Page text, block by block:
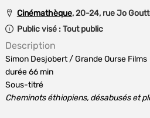
Cinémathèque, 20-24, rue Jo
Public visé :Tout public
Description
Simon Desjobert/ Grande Ourse Films
durée 66 min
Sous-titré
Cheminots éthiopiens, désabusés et